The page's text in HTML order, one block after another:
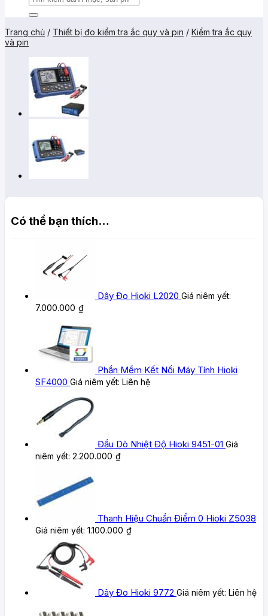
Trang chủ / Thiết bị đo kiểm tra ắc quy và pin / Kiểm tra ắc quy
và pin
Có thể bạn thích…
Dây Đo Hioki L2020 Giá niêm yết:
7.000.000 ₫
Phần Mềm Kết Nối Máy Tính Hioki
SF4000 Giá niêm yết: Liên hệ
Đầu Dò Nhiệt Độ Hioki 9451-01 Giá
niêm yết: 2.200.000 ₫
Thanh Hiệu Chuẩn Điểm 0 Hioki Z5038
Giá niêm yết: 1.100.000 ₫
Dây Đo Hioki 9772 Giá niêm yết: Liên hệ